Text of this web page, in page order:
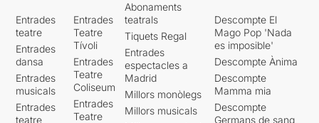
Entrades
teatre
Entrades
dansa
Entrades
musicals
Entrades
teatre
Entrades
Teatre
Tívoli
Entrades
Teatre
Coliseum
Entrades
Teatre
Abonaments
teatrals
Tiquets Regal
Entrades
espectacles a
Madrid
Millors monòlegs
Millors musicals
Descompte El
Mago Pop 'Nada
es imposible'
Descompte Ànima
Descompte
Mamma mia
Descompte
Germans de sang